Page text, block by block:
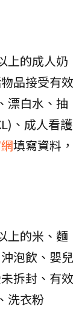
上的成人奶
品接受有效
漂白水、抽
、成人看護
填寫資料，
上的米、麵
泡飲、嬰兒
拆封、有效
洗衣粉